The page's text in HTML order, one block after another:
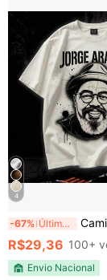
4
-67% Últimos 2 dias Camiseta Oversized
R$29,36 100+
Envio Nacional